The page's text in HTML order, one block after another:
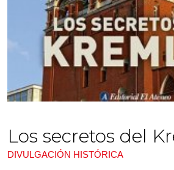
Los secretos del
DIVULGACIÓN HISTÓRICA